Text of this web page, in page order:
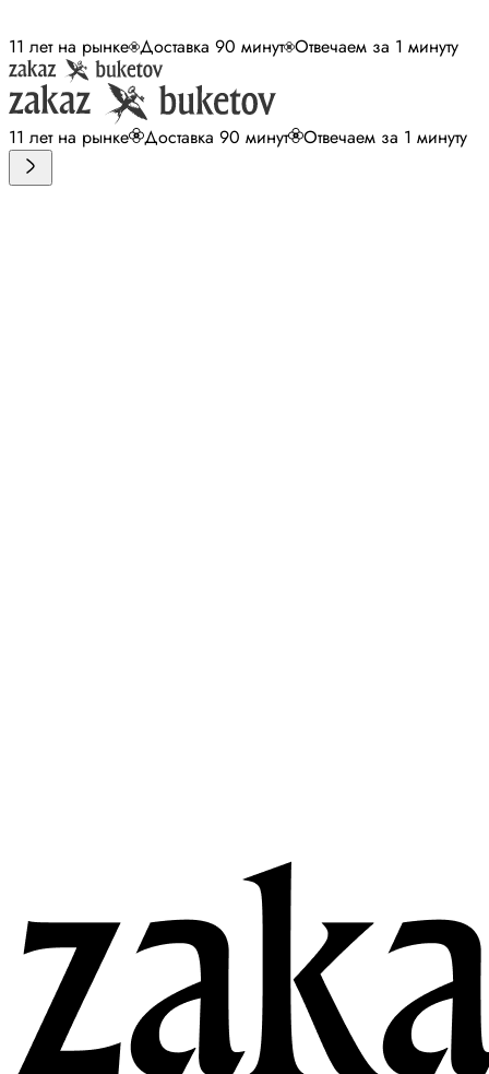
11 лет на рынке Доставка 90 минут Отвечаем за 1 минуту
11 лет на рынке Доставка 90 минут Отвечаем за 1 минуту